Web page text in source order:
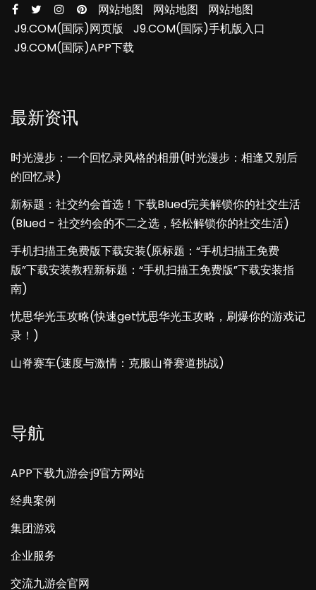
网站地图 网站地图
网站地图
J9.COM(国际)网页版
J9.COM(国际)手机版入口
J9.COM(国际)APP下载
最新资讯
时光漫步：一个回忆录风格的相册(时光漫步：相逢又别后
的回忆录)
新标题：社交约会首选！下载Blued完美解锁你的社交生活
(Blued - 社交约会的不二之选，轻松解锁你的社交生活)
手机扫描王免费版下载安装(原标题：“手机扫描王免费
版”下载安装教程新标题：“手机扫描王免费版”下载安装指
南)
忧思华光玉攻略(快速get忧思华光玉攻略，刷爆你的游戏记
录！)
山脊赛车(速度与激情：克服山脊赛道挑战)
导航
APP下载九游会·j9官方网站
经典案例
集团游戏
企业服务
交流九游会官网